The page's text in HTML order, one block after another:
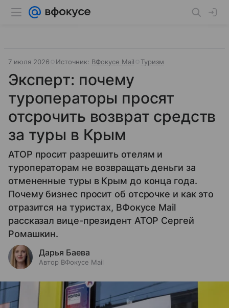
7 июля 2026 Источник: ВФокусе Mail Туризм
Эксперт: почему
туроператоры просят
отсрочить возврат средств
за туры в Крым
АТОР просит разрешить отелям и
туроператорам не возвращать деньги за
отмененные туры в Крым до конца года.
Почему бизнес просит об отсрочке и как это
отразится на туристах, ВФокусе Mail
рассказал вице-президент АТОР Сергей
Ромашкин.
Дарья Баева
Автор ВФокусе Mail